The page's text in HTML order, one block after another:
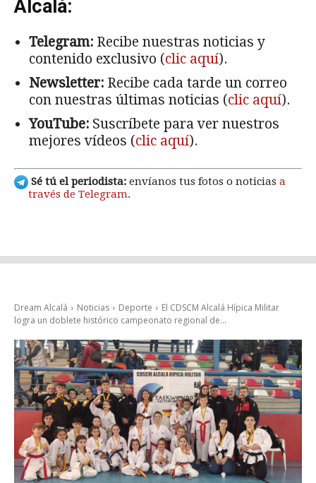
Alcalá:
Telegram: Recibe nuestras noticias y
contenido exclusivo (clic aquí).
Newsletter: Recibe cada tarde un correo
con nuestras últimas noticias (clic aquí).
YouTube: Suscríbete para ver nuestros
mejores vídeos (clic aquí).
Sé tú el periodista: envíanos tus fotos o noticias a
través de Telegram.